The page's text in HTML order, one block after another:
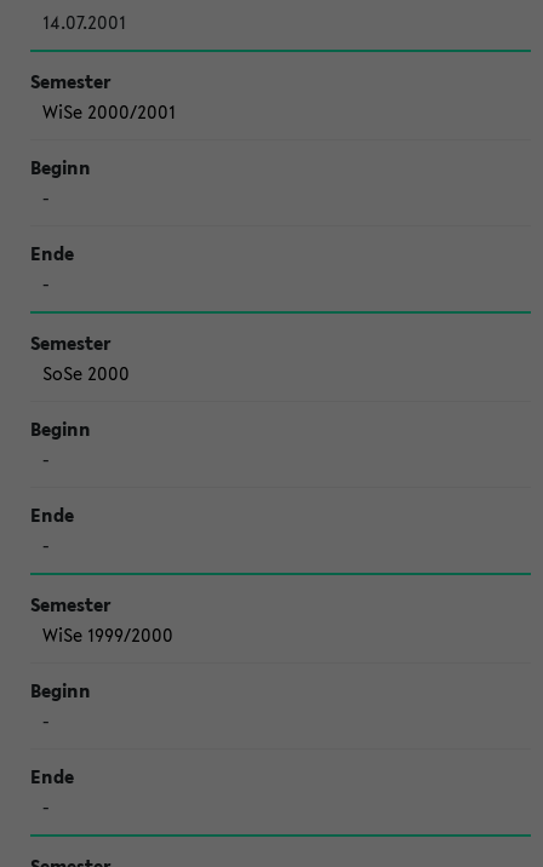
14.07.2001
WiSe 2000/2001
-
-
SoSe 2000
-
-
WiSe 1999/2000
-
-